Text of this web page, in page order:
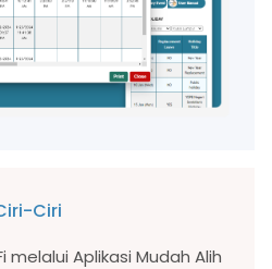
Ciri
melalui Aplikasi Mudah Alih